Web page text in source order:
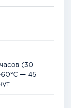
(30
— 45